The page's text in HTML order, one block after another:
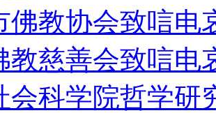
佛教协会致唁电
教慈善会致唁电
会科学院哲学研